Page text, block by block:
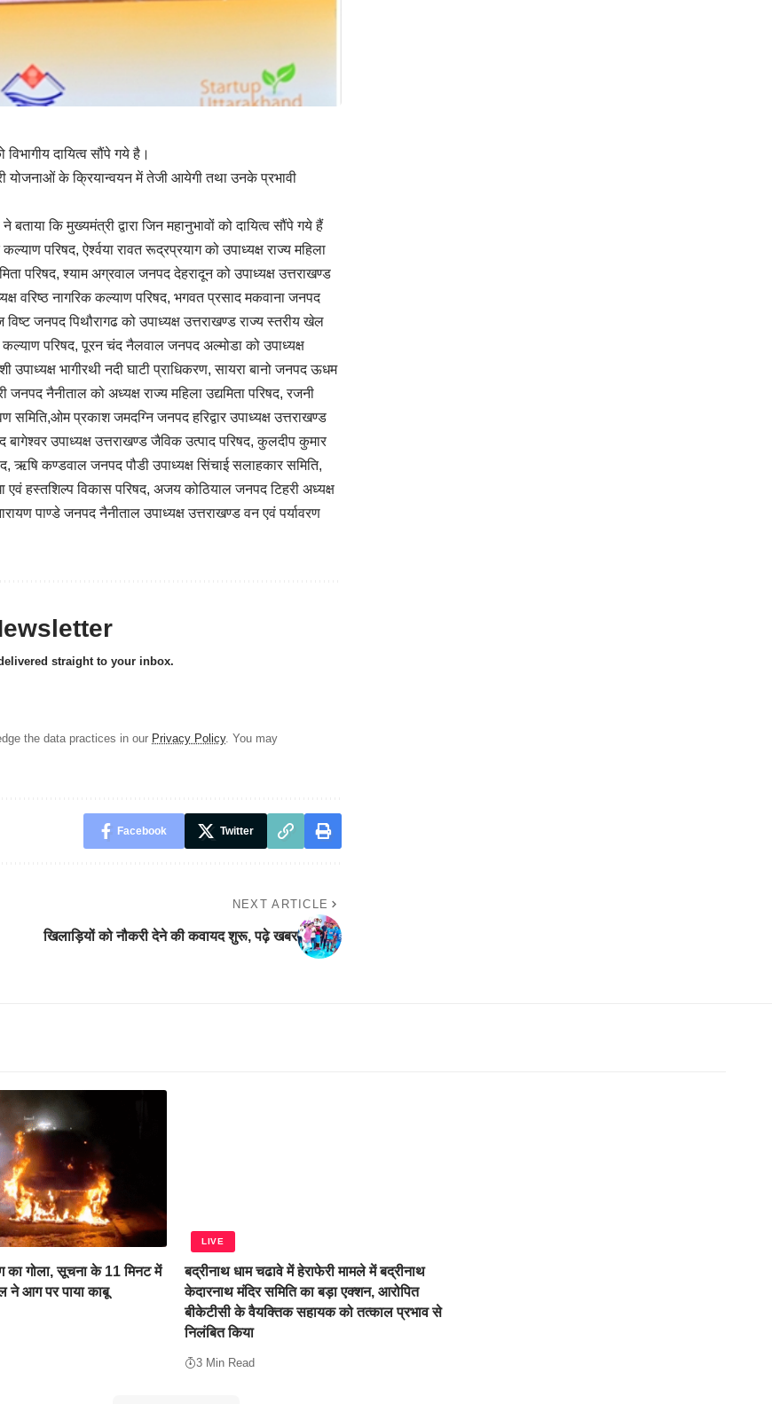
विभागीय दायित्व सौंपे गये है।
योजनाओं के क्रियान्वयन में तेजी आयेगी तथा उनके प्रभावी
कि मुख्यमंत्री द्वारा जिन महानुभावों को दायित्व सौंपे गये हैं
परिषद, ऐर्श्वया रावत रूद्रप्रयाग को उपाध्यक्ष राज्य महिला
परिषद, श्याम अग्रवाल जनपद देहरादून को उपाध्यक्ष उत्तराखण्ड
वरिष्ठ नागरिक कल्याण परिषद, भगवत प्रसाद मकवाना जनपद
जनपद पिथौरागढ को उपाध्यक्ष उत्तराखण्ड राज्य स्तरीय खेल
कल्याण परिषद, पूरन चंद नैलवाल जनपद अल्मोडा को उपाध्यक्ष
उपाध्यक्ष भागीरथी नदी घाटी प्राधिकरण, सायरा बानो जनपद ऊधम
नैनीताल को अध्यक्ष राज्य महिला उद्यमिता परिषद, रजनी
प्रकाश जमदग्नि जनपद हरिद्वार उपाध्यक्ष उत्तराखण्ड
उपाध्यक्ष उत्तराखण्ड जैविक उत्पाद परिषद, कुलदीप कुमार
ऋषि कण्डवाल जनपद पौडी उपाध्यक्ष सिंचाई सलाहकार समिति,
एवं हस्तशिल्प विकास परिषद, अजय कोठियाल जनपद टिहरी अध्यक्ष
पाण्डे जनपद नैनीताल उपाध्यक्ष उत्तराखण्ड वन एवं पर्यावरण
straight to your inbox.
the data practices in our Privacy Policy. You may
Facebook Twitter
NEXT ARTICLE
खिलाड़ियों को नौकरी देने की कवायद शुरू, पढ़े खबर
का गोला, सूचना के 11 मिनट में
ने आग पर पाया काबू
LIVE
बद्रीनाथ धाम चढावे में हेराफेरी मामले में बद्रीनाथ
केदारनाथ मंदिर समिति का बड़ा एक्शन, आरोपित
बीकेटीसी के वैयक्तिक सहायक को तत्काल प्रभाव से
निलंबित किया
3 Min Read